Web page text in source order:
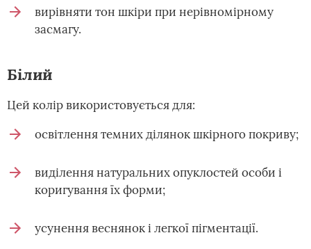
вирівняти тон шкіри при нерівномірному
засмагу.
Білий
Цей колір використовується для:
освітлення темних ділянок шкірного покриву;
виділення натуральних опуклостей особи і
коригування їх форми;
усунення веснянок і легкої пігментації.